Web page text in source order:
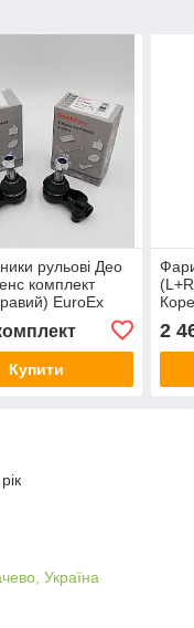
рульові Део
комплект
EuroEx
Купити
2
Україна